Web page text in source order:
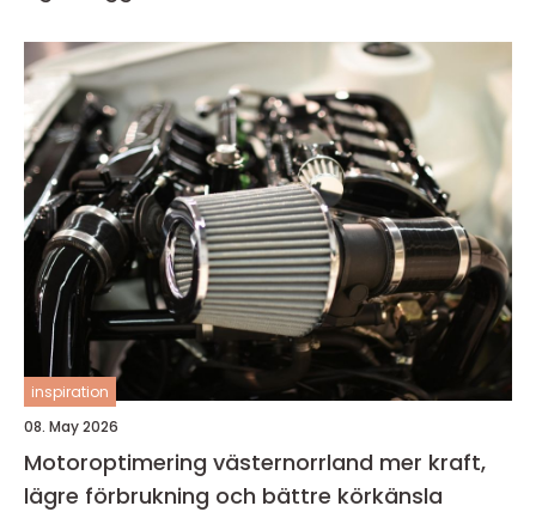
inspiration
08. May 2026
Motoroptimering västernorrland mer kraft,
lägre förbrukning och bättre körkänsla